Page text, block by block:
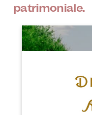
patrimoniale.
Image